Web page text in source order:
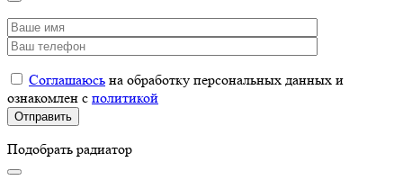
Соглашаюсь на обработку персональных данных и
ознакомлен с политикой
Подобрать радиатор